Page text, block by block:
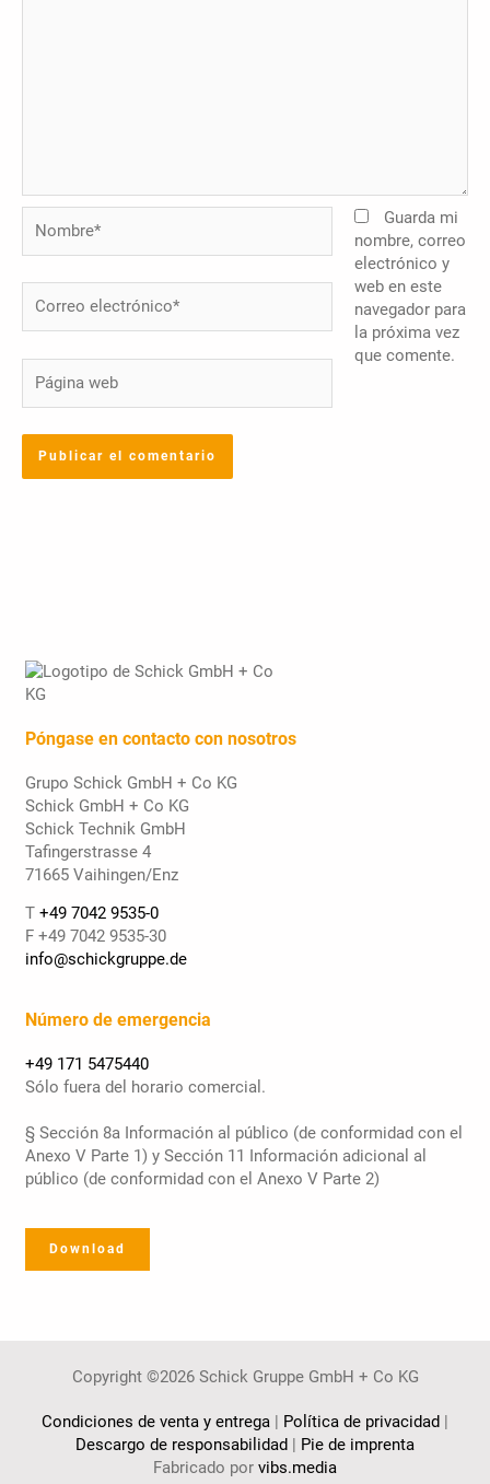
electrónico*
web
Guarda mi
nombre, correo
electrónico y
web en este
navegador para
la próxima vez
que comente.
Póngase en contacto con nosotros
Grupo Schick GmbH + Co KG
Schick GmbH + Co KG
Schick Technik GmbH
Tafingerstrasse 4
71665 Vaihingen/Enz
T+49 7042 9535-0
F +49 7042 9535-30
info@schickgruppe.de
Número de emergencia
+49 171 5475440
Sólo fuera del horario comercial.
§ Sección 8a Información al público (de conformidad con el
Anexo V Parte 1) y Sección 11 Información adicional al
público (de conformidad con el Anexo V Parte 2)
Download
Copyright ©2026 Schick Gruppe GmbH + Co KG
Condiciones de venta y entrega | Política de privacidad |
Descargo de responsabilidad | Pie de imprenta
Fabricado por vibs.media